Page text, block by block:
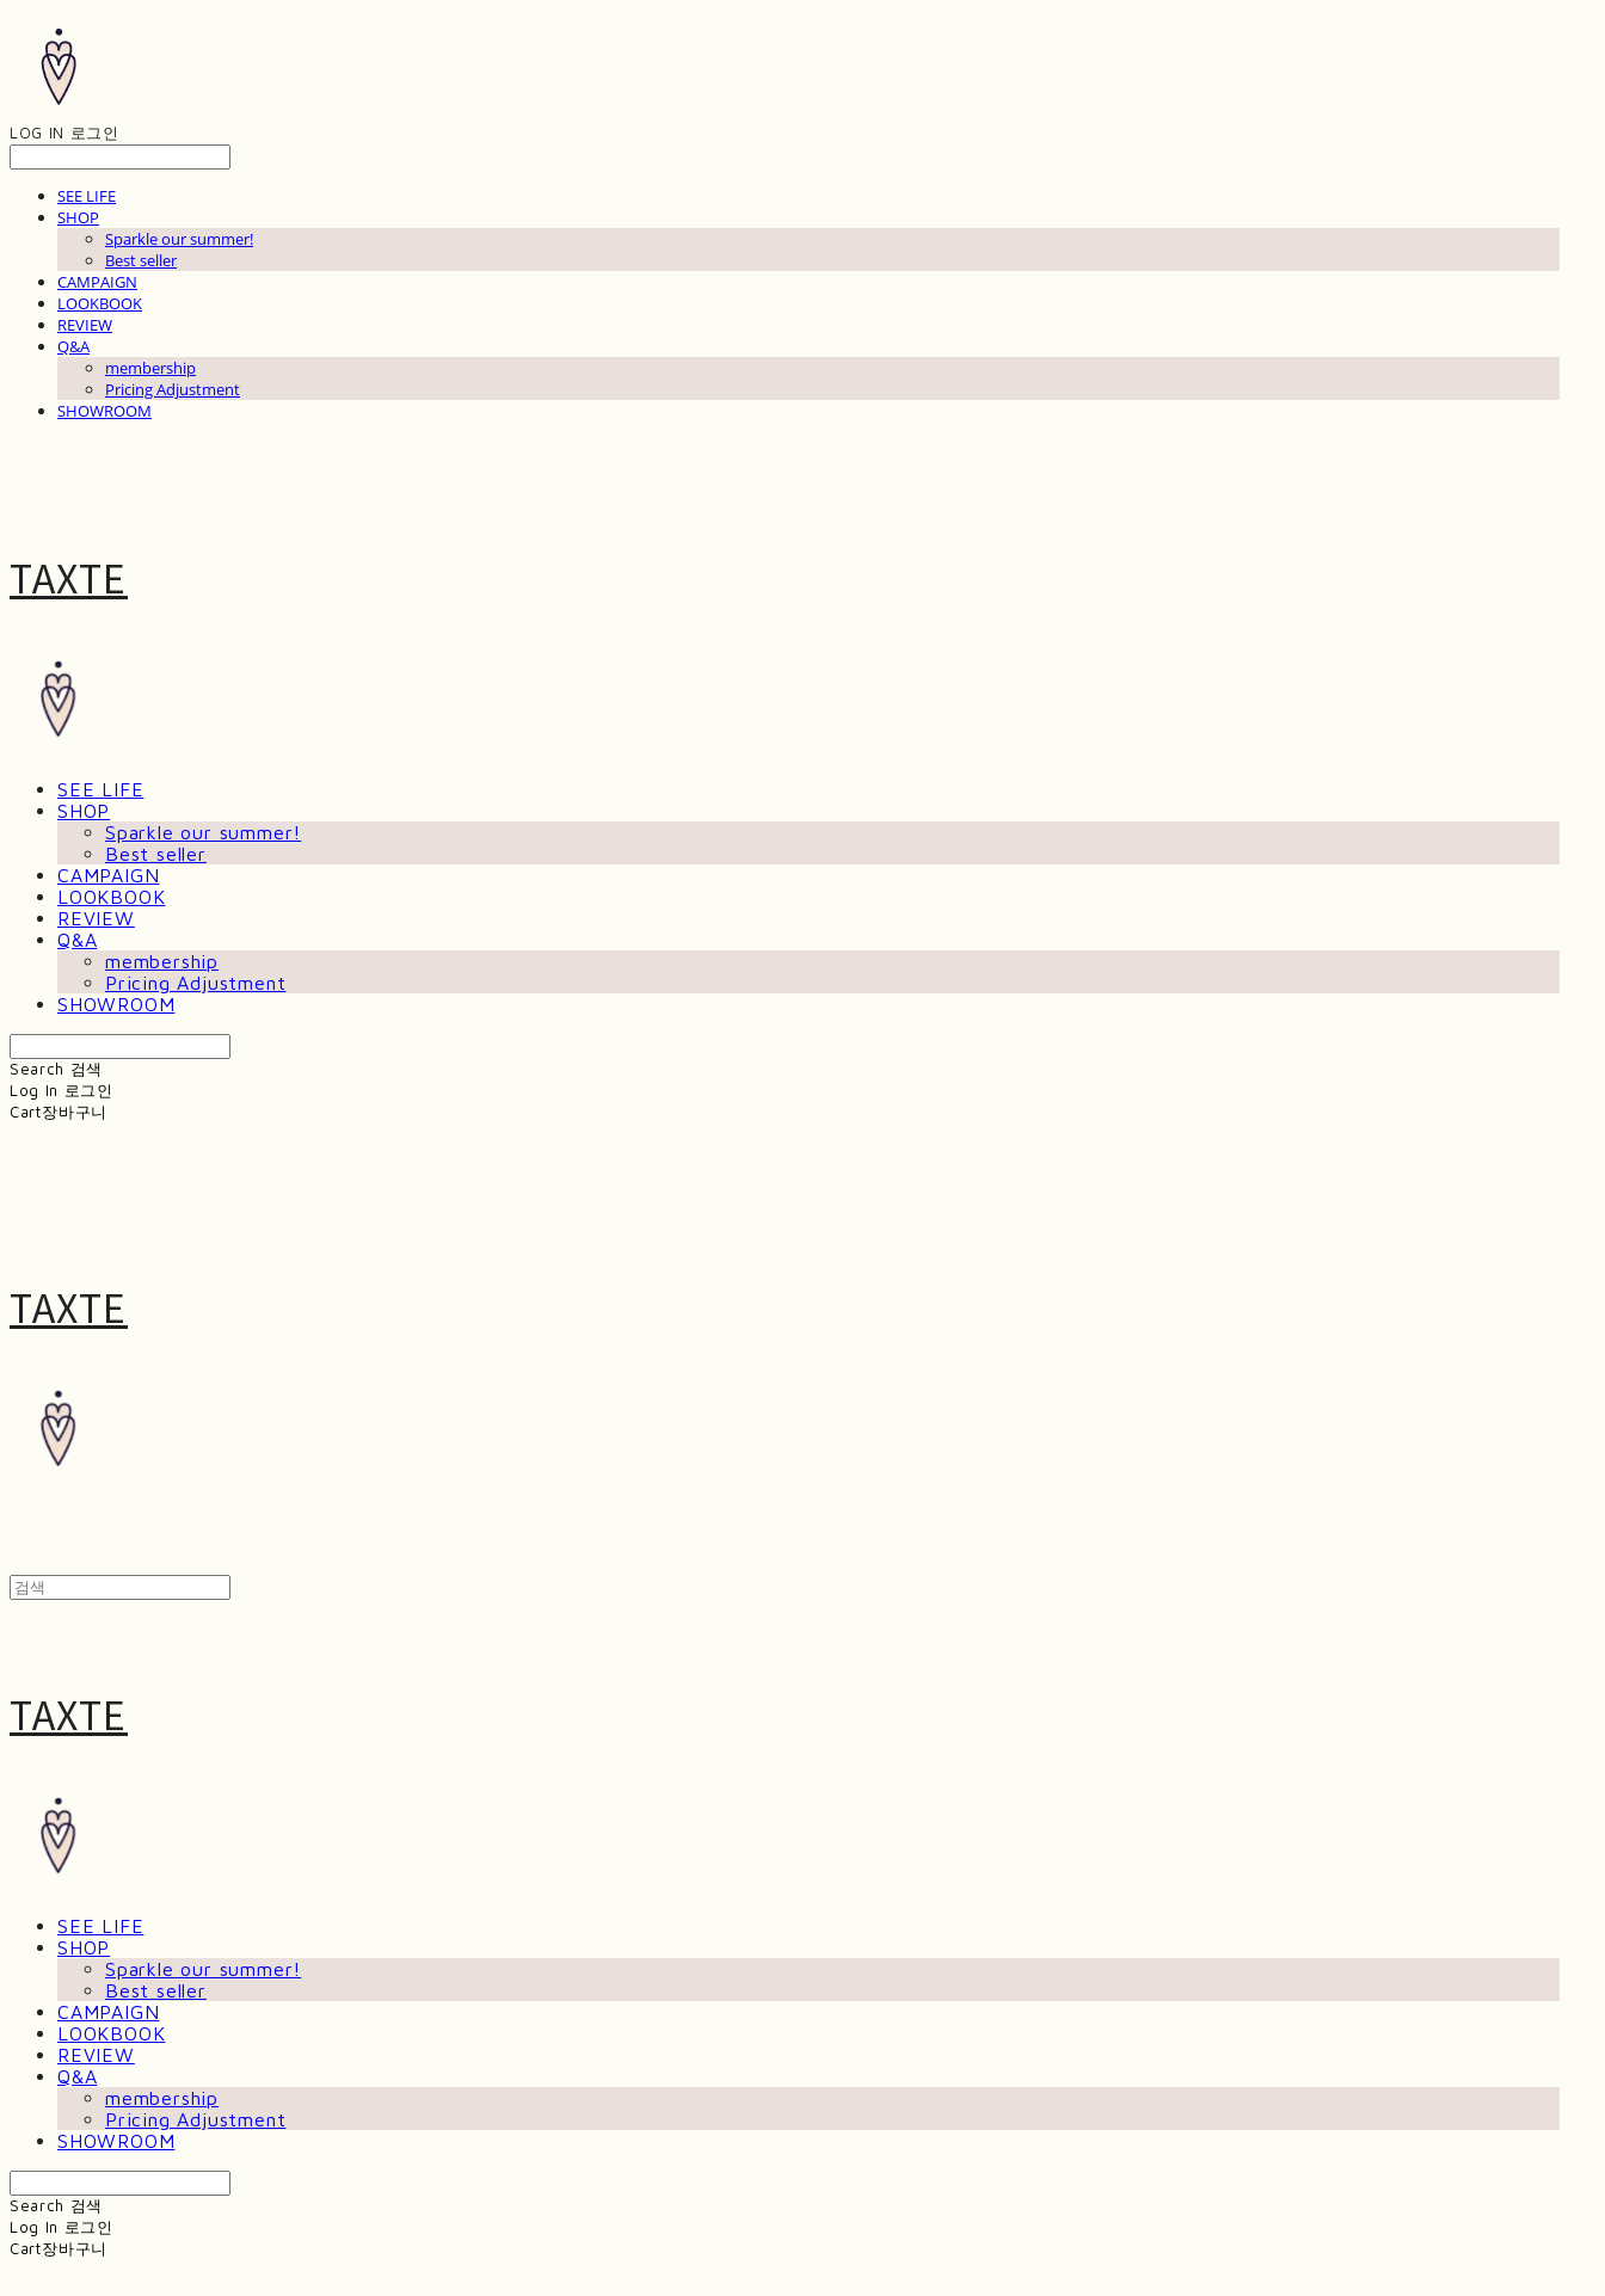
LOG IN 로그인
SEE LIFE
SHOP
Sparkle our summer!
Best seller
CAMPAIGN
LOOKBOOK
REVIEW
Q&A
membership
Pricing Adjustment
SHOWROOM
TAXTE
SEE LIFE
SHOP
Sparkle our summer!
Best seller
CAMPAIGN
LOOKBOOK
REVIEW
Q&A
membership
Pricing Adjustment
SHOWROOM
Search 검색
Log In 로그인
Cart장바구니
TAXTE
TAXTE
SEE LIFE
SHOP
Sparkle our summer!
Best seller
CAMPAIGN
LOOKBOOK
REVIEW
Q&A
membership
Pricing Adjustment
SHOWROOM
Search 검색
Log In 로그인
Cart장바구니